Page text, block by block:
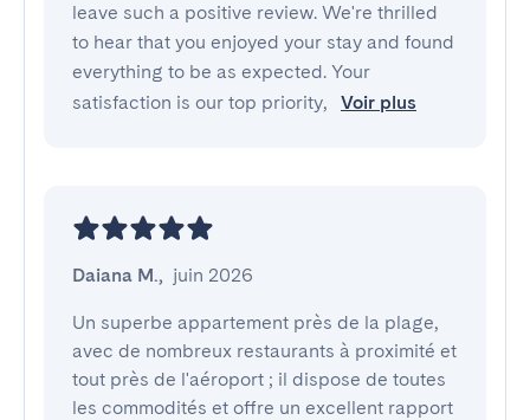
leave such a positive review. We're thrilled
to hear that you enjoyed your stay and found
everything to be as expected. Your
satisfaction is our top priority,
Voir plus
Daiana M., juin 2026
Un superbe appartement près de la plage,
avec de nombreux restaurants à proximité et
tout près de l'aéroport ; il dispose de toutes
les commodités et offre un excellent rapport